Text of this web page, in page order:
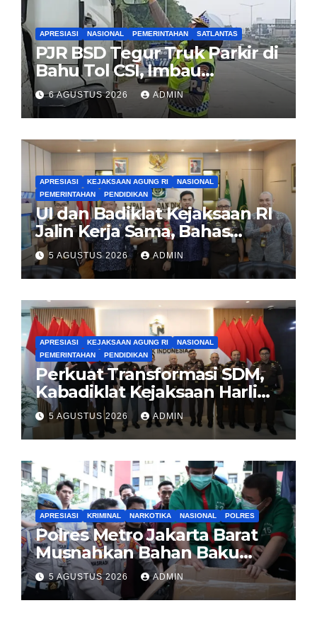
APRESIASI NASIONAL PEMERINTAHAN SATLANTAS
PJR BSD Tegur Truk Parkir di
Bahu Tol CSI, Imbau
Pengendara Tertib
6 AGUSTUS 2026 ADMIN
APRESIASI KEJAKSAAN AGUNG RI
NASIONAL
PEMERINTAHAN
PENDIDIKAN
UI dan Badiklat Kejaksaan RI
Jalin Kerja Sama, Bahas
Pembentukan Pusat Studi
Kajian Kejaksaan
5 AGUSTUS 2026 ADMIN
APRESIASI KEJAKSAAN AGUNG RI
NASIONAL
PEMERINTAHAN
PENDIDIKAN
Perkuat Transformasi SDM,
Kabadiklat Kejaksaan Harli
Siregar Jalin Sinergi dengan
LAN RI
5 AGUSTUS 2026 ADMIN
APRESIASI KRIMINAL NARKOTIKA NASIONAL POLRES
Polres Metro Jakarta Barat
Musnahkan Bahan Baku
Narkotika 1,1 Ton
Carisoprodol, Selamatkan 3,5
Juta Jiwa
5 AGUSTUS 2026 ADMIN